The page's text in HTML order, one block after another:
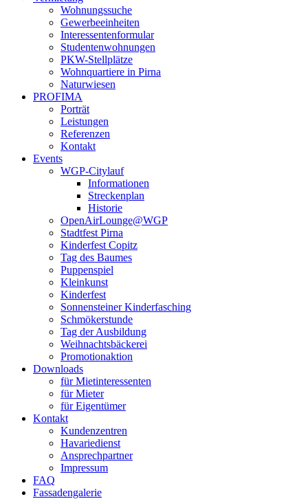
Wohnungssuche
Gewerbeeinheiten
Interessentenformular
Studentenwohnungen
PKW-Stellplätze
Wohnquartiere in Pirna
Naturwiesen
PROFIMA
Porträt
Leistungen
Referenzen
Kontakt
Events
WGP-Citylauf
Informationen
Streckenplan
Historie
OpenAirLounge@WGP
Stadtfest Pirna
Kinderfest Copitz
Tag des Baumes
Puppenspiel
Kleinkunst
Kinderfest
Sonnensteiner Kinderfasching
Schmökerstunde
Tag der Ausbildung
Weihnachtsbäckerei
Promotionaktion
Downloads
für Mietinteressenten
für Mieter
für Eigentümer
Kontakt
Kundenzentren
Havariedienst
Ansprechpartner
Impressum
FAQ
Fassadengalerie